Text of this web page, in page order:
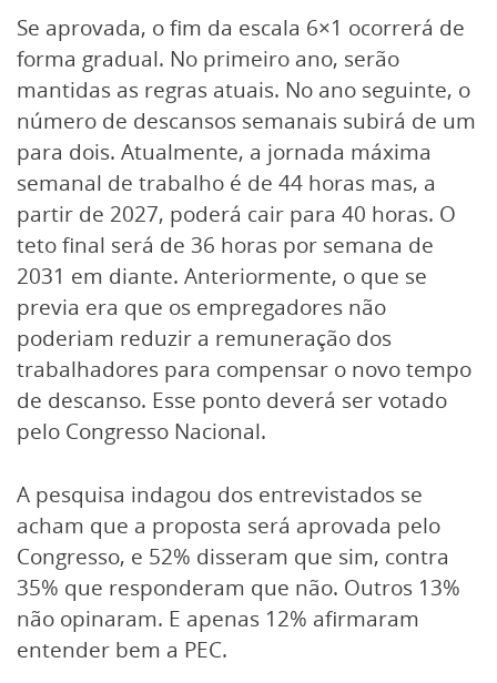
Se aprovada, o fim da escala 6×1 ocorrerá de
forma gradual. No primeiro ano, serão
mantidas as regras atuais. No ano seguinte, o
número de descansos semanais subirá de um
para dois. Atualmente, a jornada máxima
semanal de trabalho é de 44 horas mas, a
partir de 2027, poderá cair para 40 horas. O
teto final será de 36 horas por semana de
2031 em diante. Anteriormente, o que se
previa era que os empregadores não
poderiam reduzir a remuneração dos
trabalhadores para compensar o novo tempo
de descanso. Esse ponto deverá ser votado
pelo Congresso Nacional.
A pesquisa indagou dos entrevistados se
acham que a proposta será aprovada pelo
Congresso, e 52% disseram que sim, contra
35% que responderam que não. Outros 13%
não opinaram. E apenas 12% afirmaram
entender bem a PEC.